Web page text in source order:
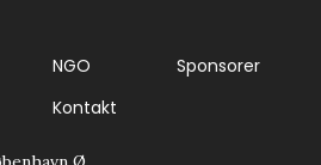
NGO
Sponsorer
Kontakt